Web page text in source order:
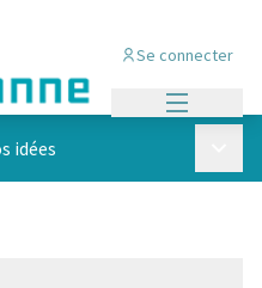
Se connecter
idées